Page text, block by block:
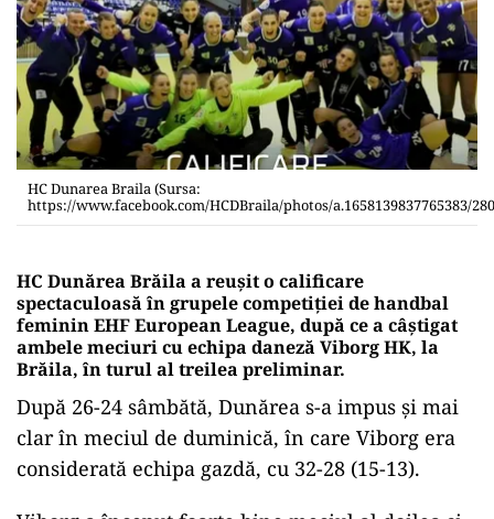
HC Dunarea Braila (Sursa:
https://www.facebook.com/HCDBraila/photos/a.1658139837765383/
HC Dunărea Brăila a reuşit o calificare
spectaculoasă în grupele competiţiei de handbal
feminin EHF European League, după ce a câştigat
ambele meciuri cu echipa daneză Viborg HK, la
Brăila, în turul al treilea preliminar.
După 26-24 sâmbătă, Dunărea s-a impus şi mai
clar în meciul de duminică, în care Viborg era
considerată echipa gazdă, cu 32-28 (15-13).